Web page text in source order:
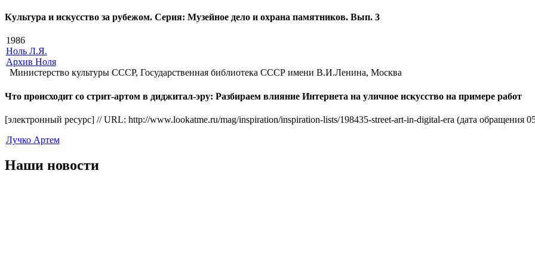
Культура и искусство за рубежом. Серия: Музейное дело и охрана памятников. Вып. 3
1986
Ноль Л.Я.
Архив Ноля
Министерство культуры СССР, Государственная библиотека СССР имени В.И.Ленина, Москва
Что происходит со стрит-артом в диджитал-эру: Разбираем влияние Интернета на уличное искусство на примере работ
[электронный ресурс] // URL: http://www.lookatme.ru/mag/inspiration/inspiration-lists/198435-street-art-in-digital-era (дата обращения
Лучко Артем
Наши новости